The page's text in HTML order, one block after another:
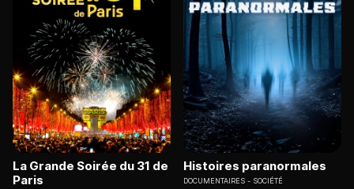
La Grande Soirée du 31 de
Paris
Histoires paranormales
DOCUMENTAIRES SOCIÉTÉ